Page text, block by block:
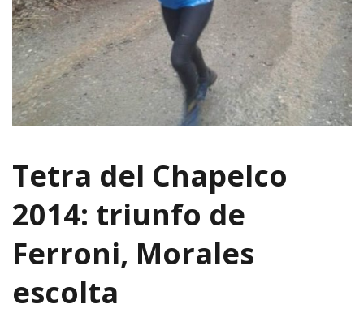
Tetra del Chapelco
2014: triunfo de
Ferroni, Morales
escolta